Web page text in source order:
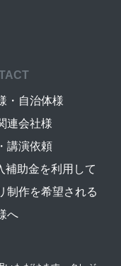
・自治体様
連会社様
講演依頼
補助金を利用して
制作を希望される
へ